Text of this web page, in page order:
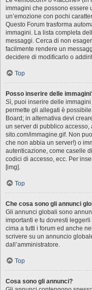
immagini che possono essere
un’emozione con pochi
Questo Forum trasforma
immagini. La lista completa
messaggi. Cerca di non
facilmente rendere un
decidere di modificarlo o
Top
Posso inserire delle
Sì, puoi inserire delle
permette gli allegati è
Board; in alternativa devi
un server di pubblico accesso,
sito.com/immagine.gif. Non
che non abbia un server!) o
autenticazione, come caselle
codici di accesso, ecc. Per
[img].
Top
Che cosa sono gli annunci
Gli annunci globali sono
importanti e tu dovresti
cima a tutti i forum ed anche
scrivere su un annuncio
dall’amministratore.
Top
Cosa sono gli annunci?